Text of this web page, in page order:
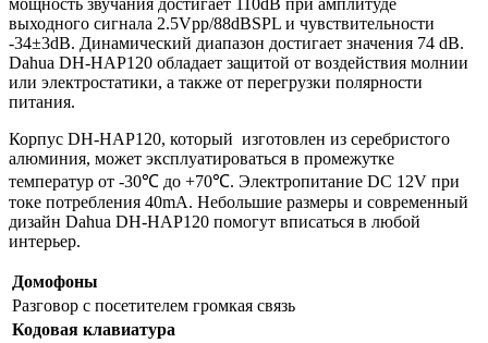
мощность звучания достигает 110dB при амплитуде
выходного сигнала 2.5Vpp/88dBSPL и чувствительности
-34±3dB. Динамический диапазон достигает значения 74 dB.
Dahua DH-HAP120 обладает защитой от воздействия молнии
или электростатики, а также от перегрузки полярности
питания.
Корпус DH-HAP120, который изготовлен из серебристого
алюминия, может эксплуатироваться в промежутке
температур от -30℃ до +70℃. Электропитание DC 12V при
токе потребления 40mA. Небольшие размеры и современный
дизайн Dahua DH-HAP120 помогут вписаться в любой
интерьер.
Домофоны
Разговор с посетителем громкая связь
Кодовая клавиатура